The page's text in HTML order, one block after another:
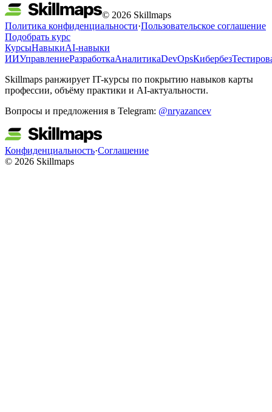
© 2026 Skillmaps
Политика конфиденциальности·Пользовательское соглашение
Подобрать курс
КурсыНавыкиAI-навыки
ИИУправлениеРазработкаАналитикаDevOpsКибербез
Skillmaps ранжирует IT-курсы по покрытию навыков карты
профессии, объёму практики и AI-актуальности.
Вопросы и предложения в Telegram: @nryazancev
Конфиденциальность·Соглашение
© 2026 Skillmaps